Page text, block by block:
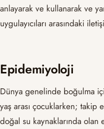
anlayarak ve kullanarak ve
uygulayıcıları arasındaki
Epidemiyoloji
Dünya genelinde boğulma
yaş arası çocuklarken;
doğal su kaynaklarında